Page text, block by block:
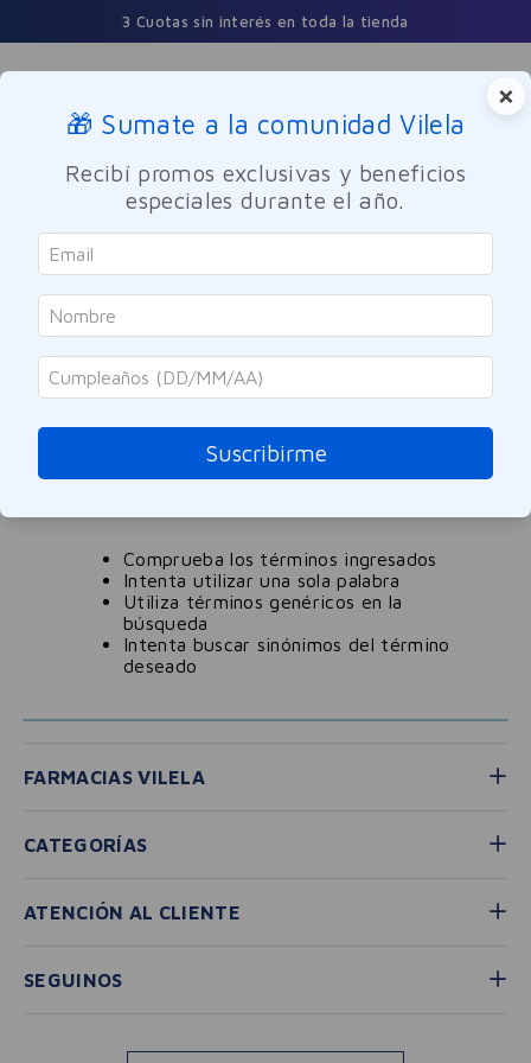
3 Cuotas sin interés en toda la tienda
Buscar
ORDENAR POR
0PRODUCTOS
OOPS!
No se encontró ningún producto
Comprueba los términos ingresados
Intenta utilizar una sola palabra
Utiliza términos genéricos en la
búsqueda
Intenta buscar sinónimos del término
deseado
FARMACIAS VILELA
CATEGORÍAS
ATENCIÓN AL CLIENTE
SEGUINOS
×
🎁 Sumate a la comunidad Vilela
Recibí promos exclusivas y beneficios
especiales durante el año.
Suscribirme